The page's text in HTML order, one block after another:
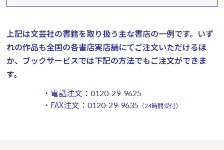
上記は文芸社の書籍を取り扱う主な書店の一例です。 いず
れの作品も全国の各書店実店舗にてご注文いただけるほ
か、ブックサービスでは下記の方法でもご注文ができま
す。
・電話注文： 0120-29-9625
・FAX注文： 0120-29-9635 （24時間受付）